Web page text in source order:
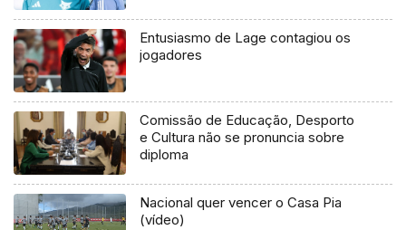
Entusiasmo de Lage contagiou os
jogadores
Comissão de Educação, Desporto
e Cultura não se pronuncia sobre
diploma
Nacional quer vencer o Casa Pia
(vídeo)